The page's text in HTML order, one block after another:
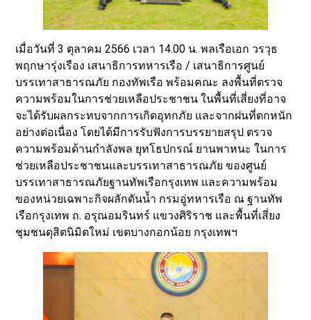
เมื่อวันที่ 3 ตุลาคม 2566 เวลา 14.00 น. พลเรือเอก วรวุธ
พฤกษารุ่งเรือง เสนาธิการทหารเรือ / เสนาธิการศูนย์
บรรเทาสาธารณภัย กองทัพเรือ พร้อมคณะ ลงพื้นที่ตรวจ
ความพร้อมในการช่วยเหลือประชาชน ในพื้นที่เสี่ยงที่อาจ
จะได้รับผลกระทบจากการเกิดอุทกภัย และจากฝนที่ตกหนัก
อย่างต่อเนื่อง โดยได้มีการรับฟังการบรรยายสรุป ตรวจ
ความพร้อมด้านกำลังพล ยุทโธปกรณ์ ยานพาหนะ ในการ
ช่วยเหลือประชาชนและบรรเทาสาธารณภัย ของศูนย์
บรรเทาสาธารณภัยฐานทัพเรือกรุงเทพ และความพร้อม
ของหน่วยเฉพาะกิจผลักดันน้ำ กรมอู่ทหารเรือ ณ ฐานทัพ
เรือกรุงเทพ ถ. อรุณอมรินทร์ แขวงศิริราช และพื้นที่เสี่ยง
ชุมชนดุสิตนิมิตใหม่ เขตบางกอกน้อย กรุงเทพฯ